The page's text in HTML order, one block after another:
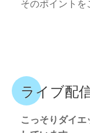
そのポイントを
ライブ配
こっそりダイ